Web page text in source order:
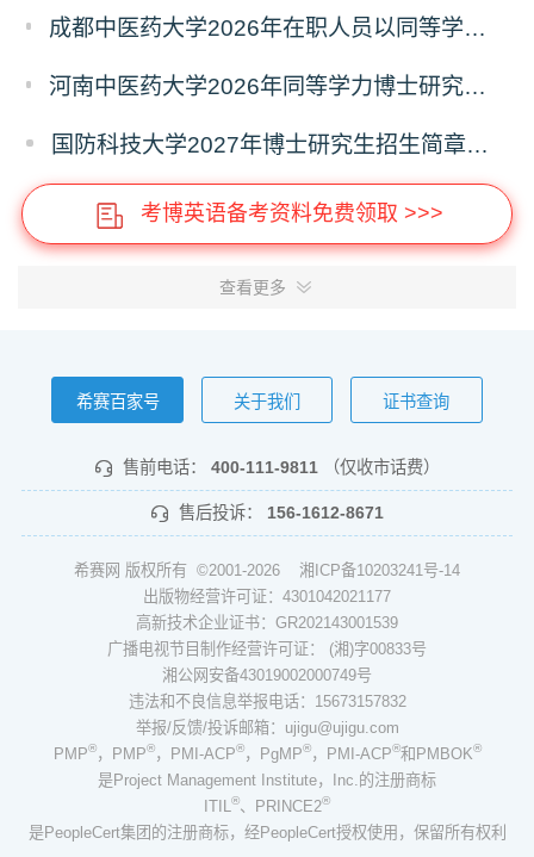
成都中医药大学2026年在职人员以同等学力申请中医博士专业学位招生章程
河南中医药大学2026年同等学力博士研究生招生拟进入复试人员名单公示
国防科技大学2027年博士研究生招生简章（预发版）
考博英语备考资料免费领取 >>>
查看更多
希赛百家号 关于我们 证书查询
售前电话： 400-111-9811 （仅收市话费）
售后投诉： 156-1612-8671
希赛网 版权所有 ©2001-2026 湘ICP备10203241号-14
出版物经营许可证：4301042021177
高新技术企业证书：GR202143001539
广播电视节目制作经营许可证： (湘)字00833号
湘公网安备43019002000749号
违法和不良信息举报电话：15673157832
举报/反馈/投诉邮箱：ujigu@ujigu.com
PMP®，PMP®，PMI-ACP®，PgMP®，PMI-ACP®和PMBOK®
是Project Management Institute，Inc.的注册商标
ITIL ®、PRINCE2®
是PeopleCert集团的注册商标，经PeopleCert授权使用，保留所有权利